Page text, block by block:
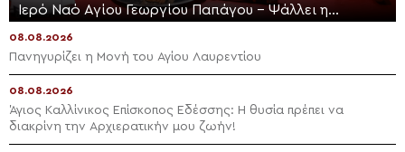
Ιερό Ναό Αγίου Γεωργίου Παπάγου – Ψάλλει η
08.08.2026
Πανηγυρίζει η Μονή του Αγίου Λαυρεντίου
08.08.2026
Άγιος Καλλίνικος Επίσκοπος Εδέσσης: Η θυσία πρέπει να
διακρίνη την Αρχιερατικήν μου ζωήν!